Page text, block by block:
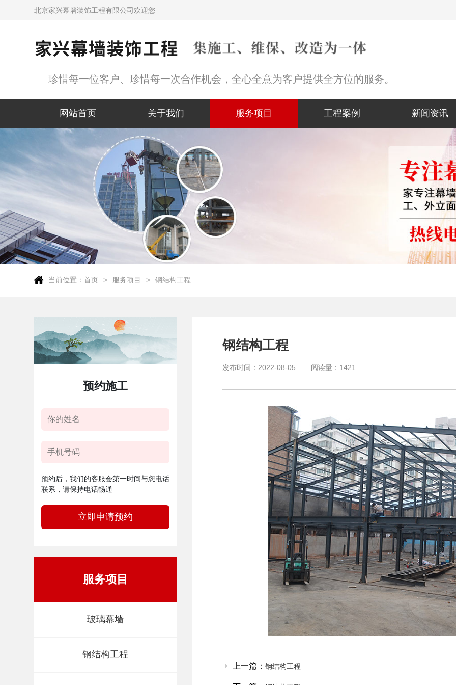
北京家兴幕墙装饰工程有限公司欢迎您
珍惜每一位客户、珍惜每一次合作机会，全心全意为客户提供全方位的服务。
网站首页 关于我们 服务项目 工程案例 新闻资讯
当前位置： 首页 服务项目 钢结构工程
预约施工
预约后，我们的客服会第一时间与您电话
联系，请保持电话畅通
立即申请预约
服务项目
玻璃幕墙
钢结构工程
钢结构工程
发布时间： 2022-08-05 阅读量： 1421
上一篇： 钢结构工程